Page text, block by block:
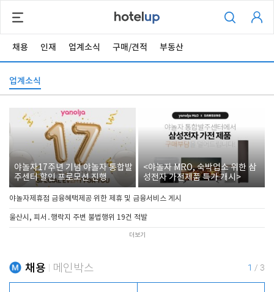
채용 인재 업계소식 구매/견적 부동산
업계소식
야놀자17주년 기념 야놀자 통합발
주센터 할인 프로모션 진행
<야놀자 MRO, 숙박업소 위한 삼
성전자 가전제품 특가 개시>
야놀자제휴점 금융혜택제공 위한 제휴 및 금융서비스 게시
울산시, 피서․행락지 주변 불법행위 19건 적발
더보기
채용 메인박스 1 / 3